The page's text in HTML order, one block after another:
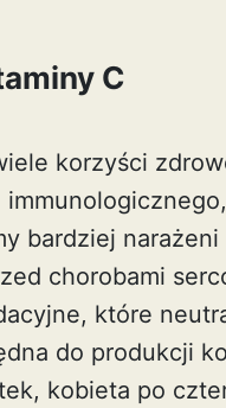
C
korzyści
bardziej
chorobami
które
do produkcji
kobieta po